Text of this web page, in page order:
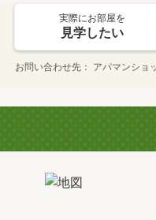
実際にお部屋を
見学したい
お問い合わせ先 アパマンショ